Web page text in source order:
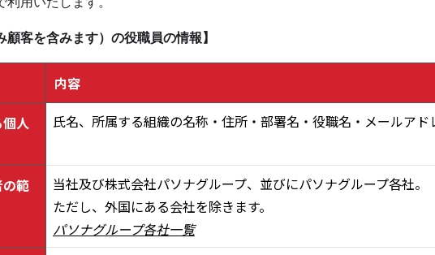
顧客を含みます）の役職員の情報】
内容
人
氏名、所属する組織の名称・住所・部署名・役職名・メールアド
範
当社及び株式会社パソナグループ、並びにパソナグループ各社。
ただし、外国にある会社を除きます。
パソナグループ各社一覧